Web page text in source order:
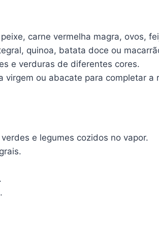
carne vermelha magra, ovos,
quinoa, batata doce ou
e verduras de diferentes cores.
ou abacate para completar a
e legumes cozidos no vapor.